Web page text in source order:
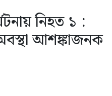
নিহত ১ :
আশঙ্কাজনক